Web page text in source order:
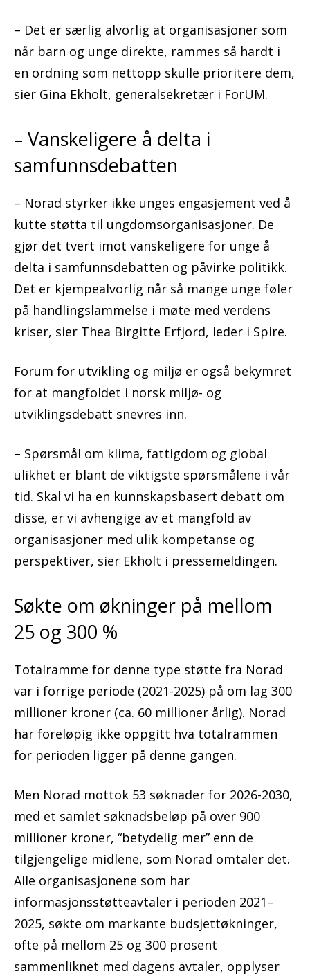
– Det er særlig alvorlig at organisasjoner som
når barn og unge direkte, rammes så hardt i
en ordning som nettopp skulle prioritere dem,
sier Gina Ekholt, generalsekretær i ForUM.
– Vanskeligere å delta i
samfunnsdebatten
– Norad styrker ikke unges engasjement ved å
kutte støtta til ungdomsorganisasjoner. De
gjør det tvert imot vanskeligere for unge å
delta i samfunnsdebatten og påvirke politikk.
Det er kjempealvorlig når så mange unge føler
på handlingslammelse i møte med verdens
kriser, sier Thea Birgitte Erfjord, leder i Spire.
Forum for utvikling og miljø er også bekymret
for at mangfoldet i norsk miljø- og
utviklingsdebatt snevres inn.
– Spørsmål om klima, fattigdom og global
ulikhet er blant de viktigste spørsmålene i vår
tid. Skal vi ha en kunnskapsbasert debatt om
disse, er vi avhengige av et mangfold av
organisasjoner med ulik kompetanse og
perspektiver, sier Ekholt i pressemeldingen.
Søkte om økninger på mellom
25 og 300 %
Totalramme for denne type støtte fra Norad
var i forrige periode (2021-2025) på om lag 300
millioner kroner (ca. 60 millioner årlig). Norad
har foreløpig ikke oppgitt hva totalrammen
for perioden ligger på denne gangen.
Men Norad mottok 53 søknader for 2026-2030,
med et samlet søknadsbeløp på over 900
millioner kroner, “betydelig mer” enn de
tilgjengelige midlene, som Norad omtaler det.
Alle organisasjonene som har
informasjonsstøtteavtaler i perioden 2021–
2025, søkte om markante budsjettøkninger,
ofte på mellom 25 og 300 prosent
sammenliknet med dagens avtaler, opplyser